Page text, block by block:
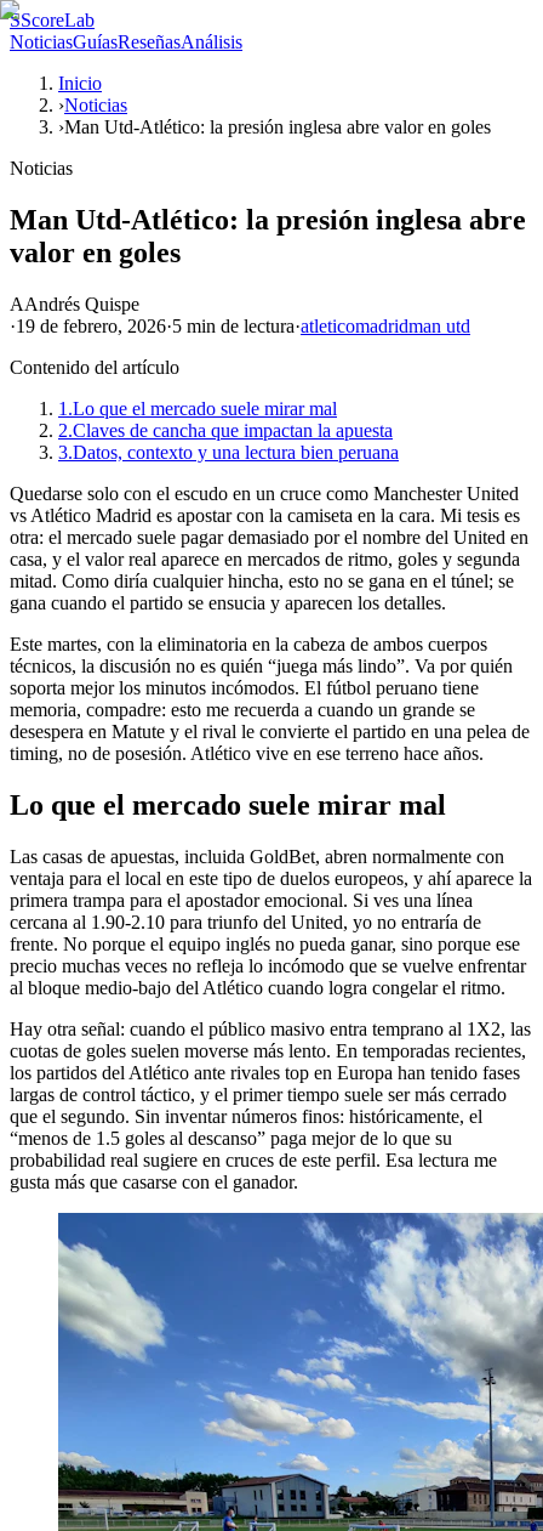
SScoreLab
NoticiasGuíasReseñasAnálisis
Inicio
›Noticias
›Man Utd-Atlético: la presión inglesa abre valor en goles
Noticias
Man Utd-Atlético: la presión inglesa abre
valor en goles
AAndrés Quispe
·19 de febrero, 2026·5 min de lectura·atleticomadridman utd
Contenido del artículo
1.Lo que el mercado suele mirar mal
2.Claves de cancha que impactan la apuesta
3.Datos, contexto y una lectura bien peruana
Quedarse solo con el escudo en un cruce como Manchester United
vs Atlético Madrid es apostar con la camiseta en la cara. Mi tesis es
otra: el mercado suele pagar demasiado por el nombre del United en
casa, y el valor real aparece en mercados de ritmo, goles y segunda
mitad. Como diría cualquier hincha, esto no se gana en el túnel; se
gana cuando el partido se ensucia y aparecen los detalles.
Este martes, con la eliminatoria en la cabeza de ambos cuerpos
técnicos, la discusión no es quién “juega más lindo”. Va por quién
soporta mejor los minutos incómodos. El fútbol peruano tiene
memoria, compadre: esto me recuerda a cuando un grande se
desespera en Matute y el rival le convierte el partido en una pelea de
timing, no de posesión. Atlético vive en ese terreno hace años.
Lo que el mercado suele mirar mal
Las casas de apuestas, incluida GoldBet, abren normalmente con
ventaja para el local en este tipo de duelos europeos, y ahí aparece la
primera trampa para el apostador emocional. Si ves una línea
cercana al 1.90-2.10 para triunfo del United, yo no entraría de
frente. No porque el equipo inglés no pueda ganar, sino porque ese
precio muchas veces no refleja lo incómodo que se vuelve enfrentar
al bloque medio-bajo del Atlético cuando logra congelar el ritmo.
Hay otra señal: cuando el público masivo entra temprano al 1X2, las
cuotas de goles suelen moverse más lento. En temporadas recientes,
los partidos del Atlético ante rivales top en Europa han tenido fases
largas de control táctico, y el primer tiempo suele ser más cerrado
que el segundo. Sin inventar números finos: históricamente, el
“menos de 1.5 goles al descanso” paga mejor de lo que su
probabilidad real sugiere en cruces de este perfil. Esa lectura me
gusta más que casarse con el ganador.